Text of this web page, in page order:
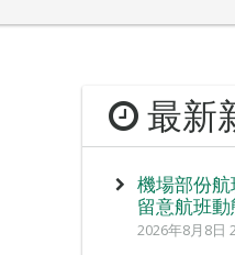
最新
機場部份
留意航班動
2026年8月8日